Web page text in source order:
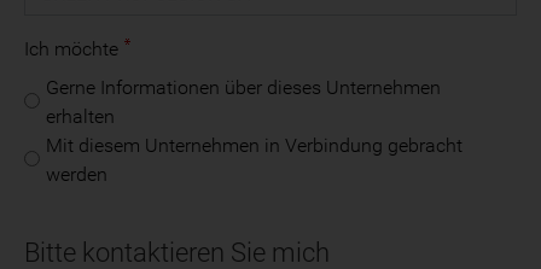
Ich möchte
Gerne Informationen über dieses Unternehmen
erhalten
Mit diesem Unternehmen in Verbindung gebracht
werden
Bitte kontaktieren Sie mich